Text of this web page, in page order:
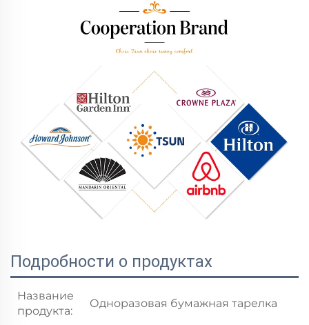
Подробности о продуктах
Название
продукта:
Одноразовая бумажная тарелка